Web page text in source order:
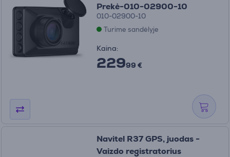
Prekė-010-02900-10
010-02900-10
Turime sandėlyje
Kaina:
22999 €
Navitel R37 GPS, juodas -
Vaizdo registratorius